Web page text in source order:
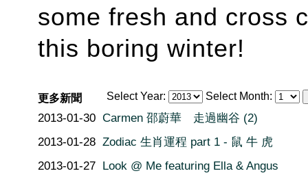
some fresh and cross
this boring winter!
Select Year: Select Month:
更多新聞
2013-01-30 Carmen 邵蔚華 走過幽谷 (2)
2013-01-28 Zodiac 生肖運程 part 1 - 鼠 牛 虎
2013-01-27 Look @ Me featuring Ella & Angus